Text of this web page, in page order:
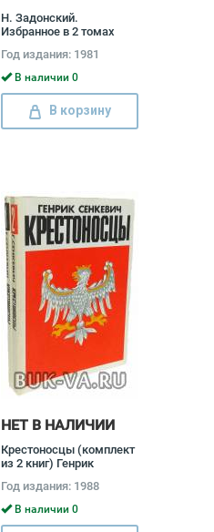
Н. Задонский.
Избранное в 2 томах
Задонский
Год издания: 1981
В наличии 0
В корзину
НЕТ В НАЛИЧИИ
Крестоносцы (комплект
из 2 книг) Генрик
Год издания: 1988
В наличии 0